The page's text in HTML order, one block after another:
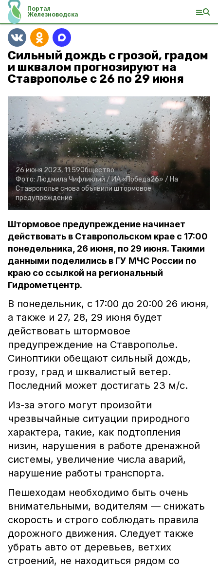
Портал
Железноводска
Сильный дождь с грозой, градом
и шквалом прогнозируют на
Ставрополье с 26 по 29 июня
26 июня 2023, 11:59Общество
Фото: Людмила Чифликлий / ИА «Победа26» / На
Ставрополье снова объявили штормовое
предупреждение
Штормовое предупреждение начинает
действовать в Ставропольском крае с 17:00
понедельника, 26 июня, по 29 июня. Такими
данными поделились в ГУ МЧС России по
краю со ссылкой на региональный
Гидрометцентр.
В понедельник, с 17:00 до 20:00 26 июня,
а также и 27, 28, 29 июня будет
действовать штормовое
предупреждение на Ставрополье.
Синоптики обещают сильный дождь,
грозу, град и шквалистый ветер.
Последний может достигать 23 м/с.
Из-за этого могут произойти
чрезвычайные ситуации природного
характера, такие, как подтопления
низин, нарушения в работе дренажной
системы, увеличение числа аварий,
нарушение работы транспорта.
Пешеходам необходимо быть очень
внимательными, водителям — снижать
скорость и строго соблюдать правила
дорожного движения. Следует также
убрать авто от деревьев, ветхих
строений, не находиться рядом со